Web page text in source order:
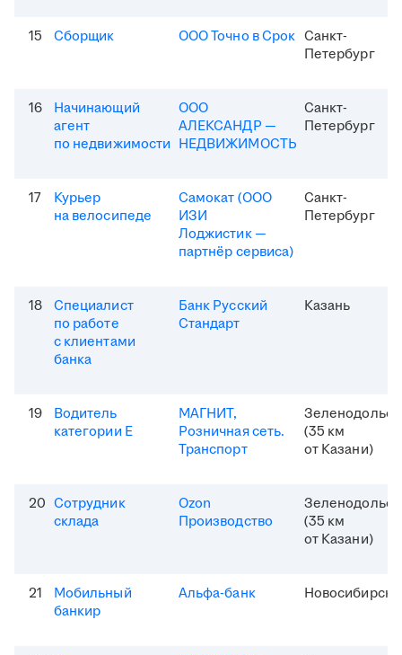
15 Сборщик ООО Точно в Срок Санкт-
Петербург
16
Начинающий
агент
по недвижимости
ООО
АЛЕКСАНДР —
НЕДВИЖИМОСТЬ
Санкт-
Петербург
17
Курьер
на велосипеде
Самокат (ООО
ИЗИ
Лоджистик —
партнёр сервиса)
Санкт-
Петербург
18
Специалист
по работе
с клиентами
банка
Банк Русский
Стандарт
Казань
19
Водитель
категории Е
МАГНИТ,
Розничная сеть.
Транспорт
Зеленодольск
(35 км
от Казани)
20 Сотрудник
склада
Ozon
Производство
Зеленодольск
(35 км
от Казани)
21
Мобильный
банкир
Альфа-банк Новосибирск